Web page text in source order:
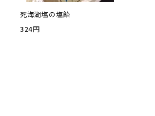
死海湖塩の塩飴
324円